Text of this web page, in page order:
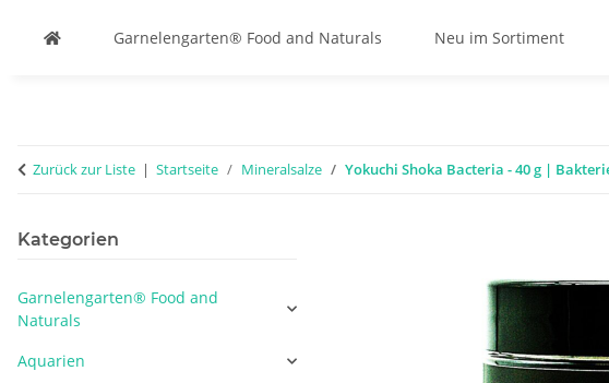
Garnelengarten® Food and Naturals Neu im Sortiment
Zurück zur Liste Startseite Mineralsalze Yokuchi Shoka Bacteria - 40 g |
Kategorien
Garnelengarten® Food and
Naturals
Aquarien